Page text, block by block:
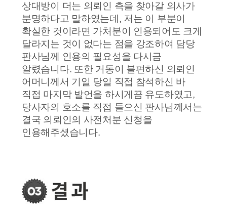
상대방이 더는 의뢰인 측을 찾아갈 의사가
분명하다고 말하였는데, 저는 이 부분이
확실한 것이라면 가처분이 인용되어도 크게
달라지는 것이 없다는 점을 강조하여 담당
판사님께 인용의 필요성을 다시금
알렸습니다. 또한 거동이 불편하신 의뢰인
어머니께서 기일 당일 직접 참석하신 바
직접 마지막 발언을 하시게끔 유도하였고,
당사자의 호소를 직접 들으신 판사님께서는
결국 의뢰인의 사전처분 신청을
인용해주셨습니다.